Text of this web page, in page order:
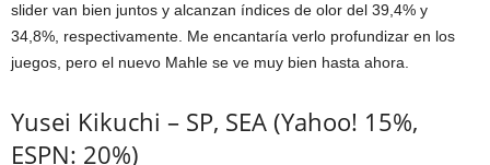
slider van bien juntos y alcanzan índices de olor del 39,4% y
34,8%, respectivamente. Me encantaría verlo profundizar en los
juegos, pero el nuevo Mahle se ve muy bien hasta ahora.
Yusei Kikuchi – SP, SEA (Yahoo! 15%,
ESPN: 20%)